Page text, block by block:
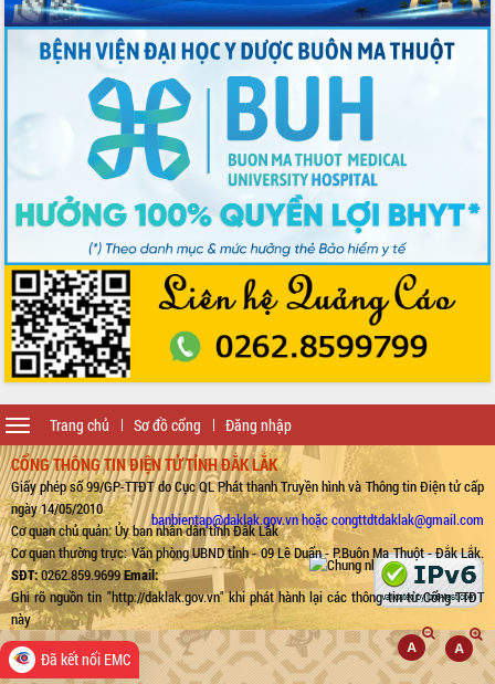
Trang chủ Sơ đồ cổng Đăng nhập
Toggle
navigation
CỔNG THÔNG TIN ĐIỆN TỬ TỈNH ĐẮK LẮK
Giấy phép số 99/GP-TTĐT do Cục QL Phát thanh Truyền hình và Thông tin Điện tử cấp
ngày 14/05/2010
Cơ quan chủ quản: Ủy ban nhân dân tỉnh Đắk Lắk
Cơ quan thường trực: Văn phòng UBND tỉnh - 09 Lê Duẩn - P.Buôn Ma Thuột - Đắk Lắk.
SĐT:0262.859.9699Email:
banbientap@daklak.gov.vn hoặc congttdtdaklak@gmail.com
Ghi rõ nguồn tin "http://daklak.gov.vn" khi phát hành lại các thông tin từ Cổng TTĐT
này
Đã kết nối EMC